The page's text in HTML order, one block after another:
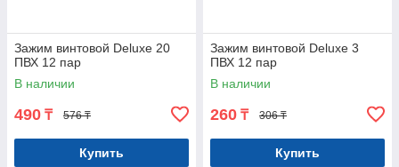
Зажим винтовой Deluxe 20
ПВХ 12 пар
В наличии
490 ₸ 576 ₸
Купить
Зажим винтовой Deluxe 3
ПВХ 12 пар
В наличии
260 ₸ 306 ₸
Купить